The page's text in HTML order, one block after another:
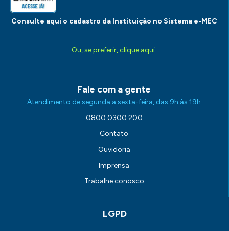
Consulte aqui o cadastro da Instituição no Sistema e-MEC
Ou, se preferir, clique aqui.
Fale com a gente
Atendimento de segunda a sexta-feira, das 9h às 19h
0800 0300 200
Contato
Ouvidoria
Imprensa
Trabalhe conosco
LGPD